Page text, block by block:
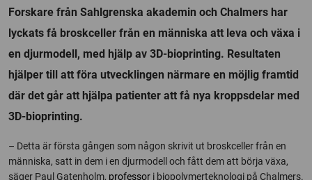
Forskare från Sahlgrenska akademin och Chalmers har
lyckats få broskceller från en människa att leva och växa i
en djurmodell, med hjälp av 3D-bioprinting. Resultaten
hjälper till att föra utvecklingen närmare en möjlig framtid
där det går att hjälpa patienter att få nya kroppsdelar med
3D-bioprinting.
– Detta är första gången som någon skrivit ut broskceller från en
människa, satt in dem i en djurmodell och fått dem att börja växa,
säger Paul Gatenholm, professor i biopolymerteknologi på Chalmers.